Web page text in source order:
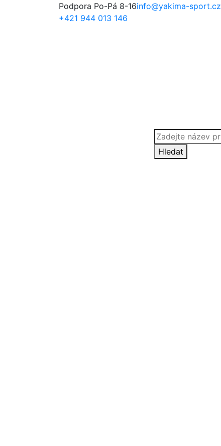
Podpora Po-Pá 8-16
+421 944 013 146
info@yakima-sport.cz
Products
search
Hledat